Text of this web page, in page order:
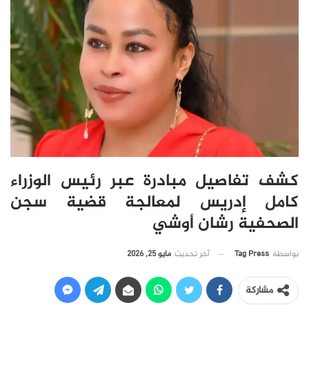
كشف تفاصيل مبادرة عبر رئيس الوزراء
كامل إدريس لمعالجة قضية سجن
الصحفية رشان أوشي
بواسطة Tag Press آخر تحديث مايو 25, 2026
مشاركة